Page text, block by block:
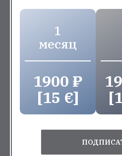
1
месяц
1900 ₽
[15 €]